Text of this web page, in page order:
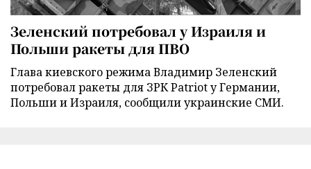
Зеленский потребовал у Израиля и
Польши ракеты для ПВО
Глава киевского режима Владимир Зеленский
потребовал ракеты для ЗРК Patriot у Германии,
Польши и Израиля, сообщили украинские СМИ.